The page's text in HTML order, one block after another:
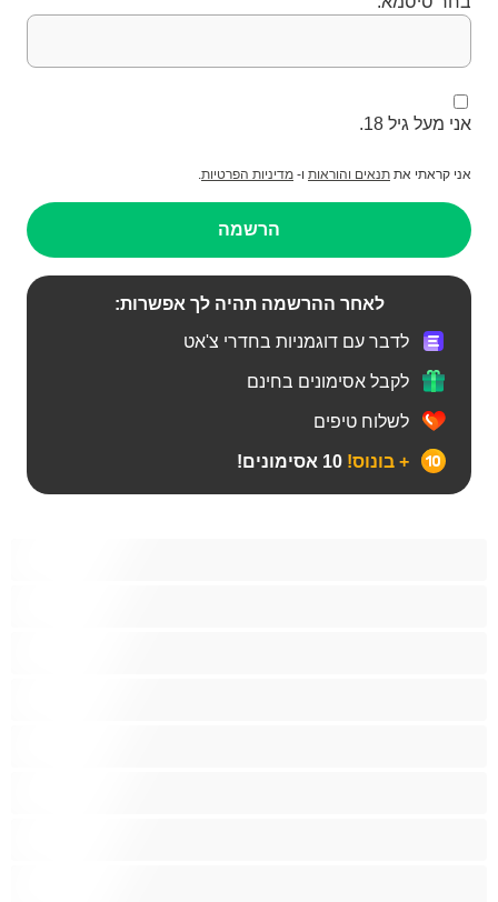
אני מעל גיל 18.
אני קראתי את תנאים והוראות ו- מדיניות הפרטיות.
הרשמה
לאחר ההרשמה תהיה לך אפשרות:
לדבר עם דוגמניות בחדרי צ'אט
לקבל אסימונים בחינם
לשלוח טיפים
+ בונוס!